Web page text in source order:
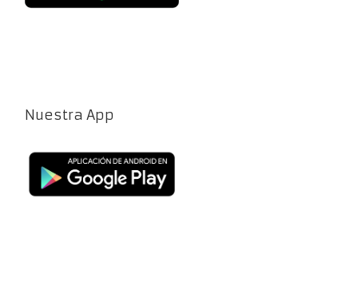
Nuestra App